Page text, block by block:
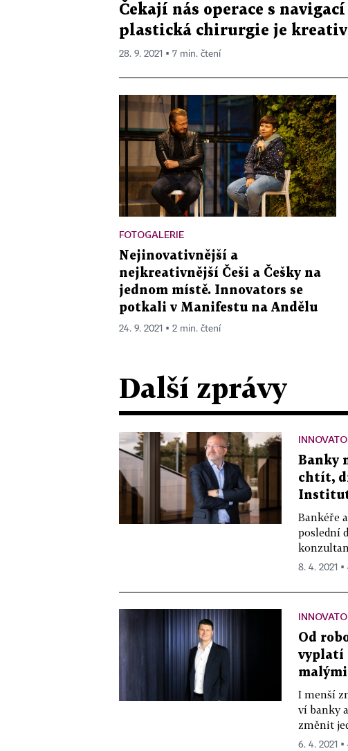
Čekají nás operace s
plastická chirurgie je
28. 9. 2021 ▪ 7 min. čtení
FOTOGALERIE
Nejinovativnější a
nejkreativnější Češi a Češky na
jednom místě. Innovators se
potkali v Manifestu na Andělu
24. 9. 2021 ▪ 2 min. čtení
Další zprávy
Banky
chtít,
Bankéře
poslední
8. 4. 2021
Od
vyplatí
I menší
ví banky
změnit
6. 4. 2021